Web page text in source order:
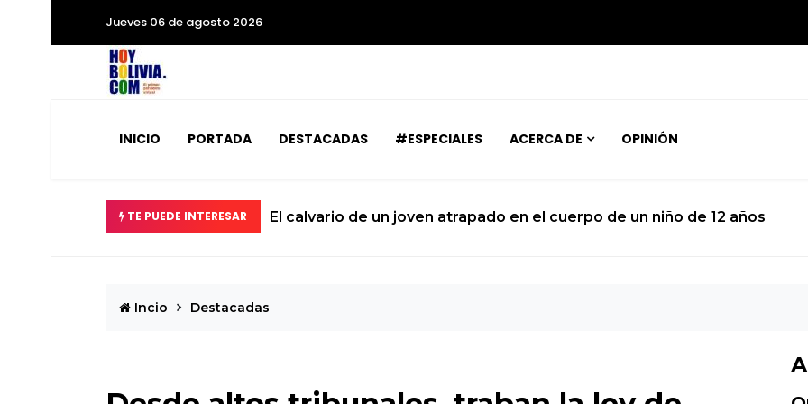
Jueves 06 de agosto 2026
INICIO PORTADA DESTACADAS #ESPECIALES ACERCA DE OPINIÓN
TE PUEDE INTERESAR El calvario de un joven atrapado en el cuerpo de un niño de 12 años
Incio Destacadas